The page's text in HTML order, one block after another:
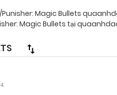
Magic Bullets
Magic Bullets tại